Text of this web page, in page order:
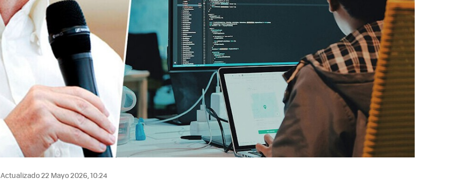
Actualizado 22 Mayo 2026, 10:24